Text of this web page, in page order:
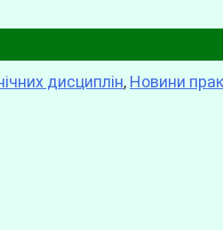
дисциплін, Новини